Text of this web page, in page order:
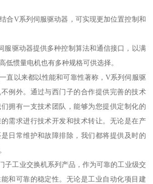
合V系列伺服驱动器，可实现更加位置控制和
服驱动器提供多种控制算法和通信接口，以满
低惯量电机也有多种规格可供选择。
直以来都以性能和可靠性著称，V系列伺服驱
例外。通过与西门子的合作提供完善的技术
拥有一支技术团队，能够为您提供定制化的
需求进行技术开发和技术转让。无论是在产
日常维护和故障排除，我们都将提供及时的
业交换机系列产品，作为可靠的工业级交
和可靠的稳定性。无论是工业自动化项目建